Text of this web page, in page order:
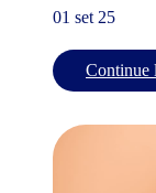
01 set 25
Continue